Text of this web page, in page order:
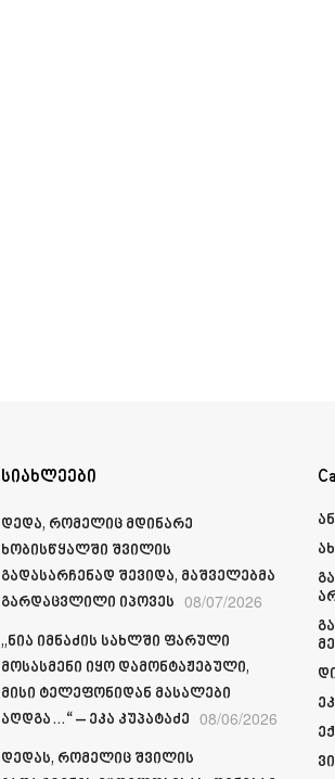
სიახლეები
დედა, რომელიც მდინარე
ხობისწყალში შვილის
გადასარჩენად შევიდა, მაშველებმა
გარდაცვლილი იპოვეს 08/07/2026
„ნია იმნაძის სახლში ფარული
მოსასმენი იყო დამონტაჟებული,
მისი ტელეფონიდან მასალები
აღდგა…“ – ეკა კუპატაძე 08/06/2026
დედას, რომელიც შვილის